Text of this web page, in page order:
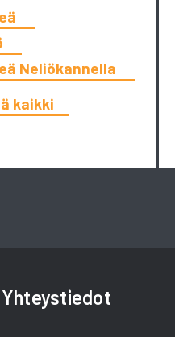
Neliökannella
kaikki
Yhteystiedot